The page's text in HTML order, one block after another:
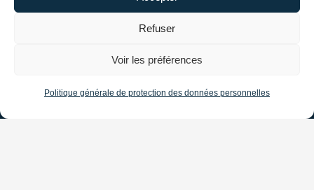
Refuser
Voir les préférences
Politique générale de protection des données personnelles
Abonnement annuel à notre revue professionnelle
Accès à des contrats groupe
(protection permis de conduire-protection santé)